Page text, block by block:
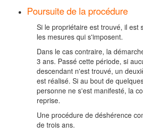
Poursuite de la procédure
Si le propriétaire est trouvé, il est
les mesures qui s'imposent.
Dans le cas contraire, la
3 ans. Passé cette période, si
descendant n'est trouvé, un
est réalisé. Si au bout de
personne ne s'est manifesté, la
reprise.
Une procédure de déshérence
de trois ans.